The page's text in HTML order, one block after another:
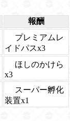
報酬
プレミアムレ
イドパスx3
ほしのかけら
x3
スーパー孵化
装置x1